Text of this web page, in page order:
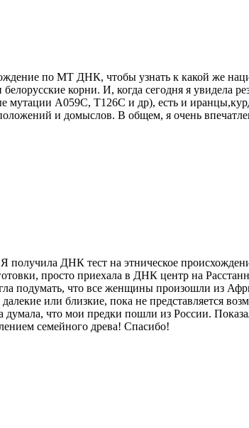
по МТ ДНК, чтобы узнать к какой же
корни. И, когда сегодня я увидела
мутации A059C, T126C и др), есть и
и домыслов. В общем, я очень
получила ДНК тест на этническое
просто приехала в ДНК центр на
подумать, что все женщины произошли из
или близкие, пока не представляется
что мои предки пошли из России.
семейного древа! Спасибо!